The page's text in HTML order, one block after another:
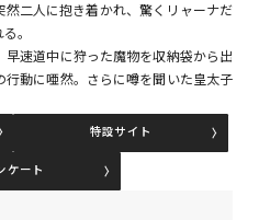
エッセイ
じる
然二人に抱き着かれ、驚くリャーナだ
。
速道中に狩った魔物を収納袋から出
動に唖然。さらに噂を聞いた皇太子
特設サイト
ケート